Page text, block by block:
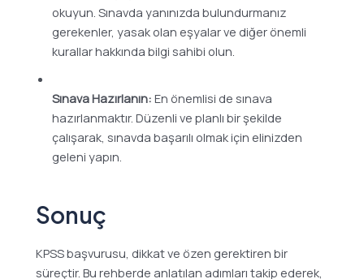
okuyun. Sınavda yanınızda bulundurmanız
gerekenler, yasak olan eşyalar ve diğer önemli
kurallar hakkında bilgi sahibi olun.
Sınava Hazırlanın: En önemlisi de sınava
hazırlanmaktır. Düzenli ve planlı bir şekilde
çalışarak, sınavda başarılı olmak için elinizden
geleni yapın.
Sonuç
KPSS başvurusu, dikkat ve özen gerektiren bir
süreçtir. Bu rehberde anlatılan adımları takip ederek,